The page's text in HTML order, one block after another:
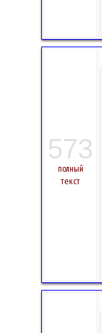
573
полный
текст